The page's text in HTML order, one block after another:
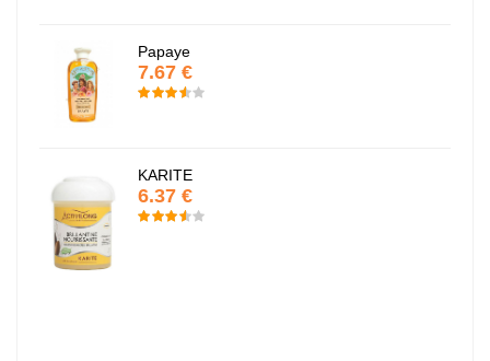
Papaye
7.67 €
KARITE
6.37 €